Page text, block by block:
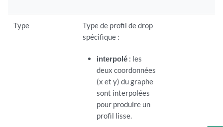
Type
Type de profil de drop
spécifique :
interpolé: les
deux coordonnées
(x et y) du graphe
sont interpolées
pour produire un
profil lisse.